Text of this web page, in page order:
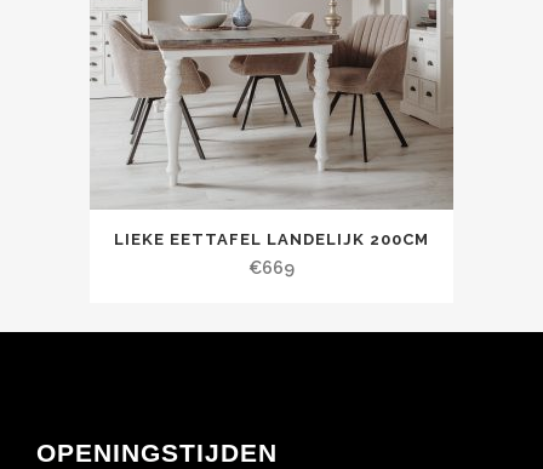
LIEKE EETTAFEL LANDELIJK 200CM
€669
OPENINGSTIJDEN